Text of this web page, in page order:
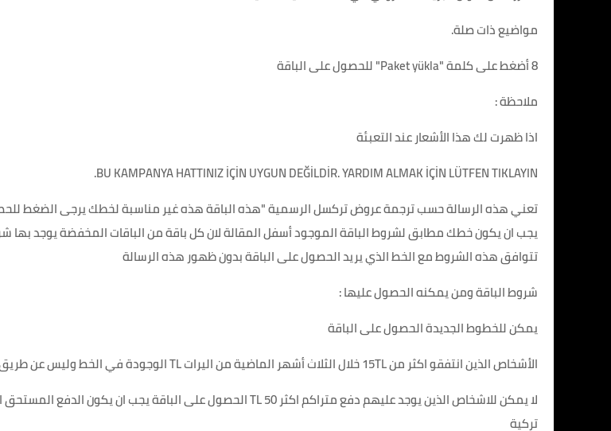
مواضيع ذات صلة.
8 أضغط على كلمة "Paket yükla" للحصول على الباقة
ملاحظة :
اذا ظهرت لك هذا الأشعار عند التعبئة
BU KAMPANYA HATTINIZ İÇİN UYGUN DEĞİLDİR. YARDIM ALMAK İÇİN LÜTFEN TIKLAYIN.
تعني هذه الرسالة حسب ترجمة عروض تركسل الرسمية "هذه الباقة هذه غير مناسبة لخطك يرجى الضغط
يجب ان يكون خطك مطابق لشروط الباقة الموجود أسفل المقالة لان كل باقة من الباقات المخفضة يوجد
تتوافق هذه الشروط مع الخط الذي يريد الحصول على الباقة بدون ظهور هذه الرسالة
شروط الباقة ومن يمكنه الحصول عليها :
يمكن للخطوط الجديدة الحصول على الباقة
الأشخاص الذين انتفقو اكثر من 15TL خلال الثلاث أشهر الماضية من اليرات TL الوجودة في الخط وليس عن طريق تعبئة الباقات
تركية